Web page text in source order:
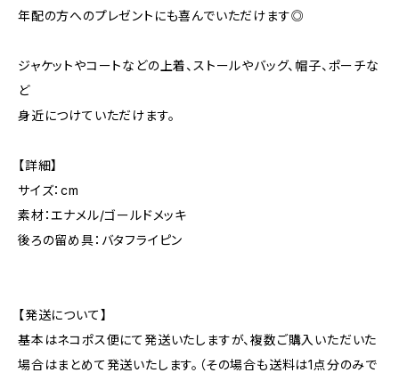
年配の方へのプレゼントにも喜んでいただけます◎
ジャケットやコートなどの上着、ストールやバッグ、帽子、ポーチな
ど
身近につけていただけます。
【詳細】
サイズ：cm
素材：エナメル/ゴールドメッキ
後ろの留め具：バタフライピン
【発送について】
基本はネコポス便にて発送いたしますが、複数ご購入いただいた
場合はまとめて発送いたします。（その場合も送料は1点分のみで